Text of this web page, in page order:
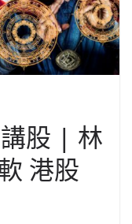
股 | 林
港股